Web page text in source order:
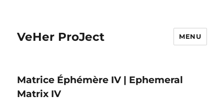
VeHer ProJect MENU
Matrice Éphémère IV | Ephemeral
Matrix IV